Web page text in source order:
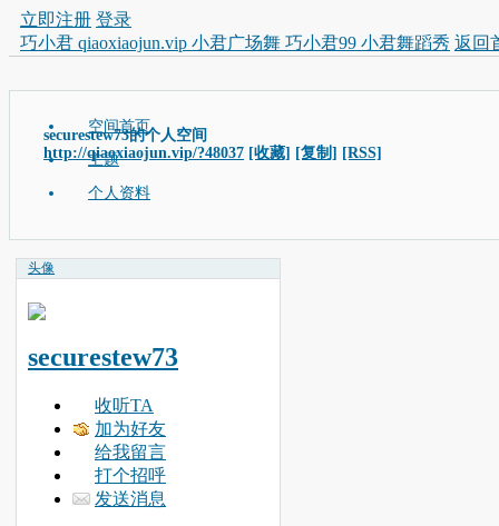
立即注册 登录
巧小君 qiaoxiaojun.vip 小君广场舞 巧小君99 小君舞蹈秀 返回
securestew73的个人空间
http://qiaoxiaojun.vip/?48037 [收藏] [复制] [RSS]
空间首页
主题
个人资料
头像
securestew73
收听TA
加为好友
给我留言
打个招呼
发送消息